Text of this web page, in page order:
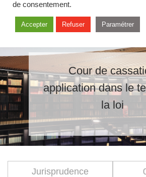
Cour de
application dans le
la loi
Jurisprudence
de consentement.
Accepter Refuser Paramétrer